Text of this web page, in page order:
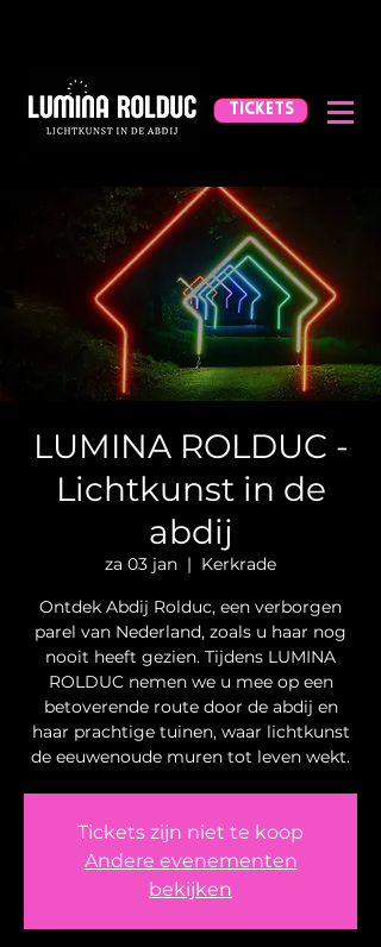
TICKETS
LUMINA ROLDUC -
Lichtkunst in de
abdij
za 03 jan
  |
Kerkrade
Ontdek Abdij Rolduc, een verborgen
parel van Nederland, zoals u haar nog
nooit heeft gezien. Tijdens LUMINA
ROLDUC nemen we u mee op een
betoverende route door de abdij en
haar prachtige tuinen, waar lichtkunst
de eeuwenoude muren tot leven wekt.
Tickets zijn niet te koop
Andere evenementen
bekijken